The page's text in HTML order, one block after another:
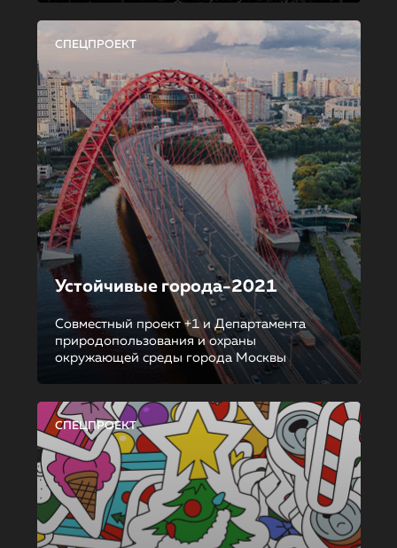
СПЕЦПРОЕКТ
Устойчивые города-2021
Совместный проект +1 и Департамента
природопользования и охраны
окружающей среды города Москвы
СПЕЦПРОЕКТ